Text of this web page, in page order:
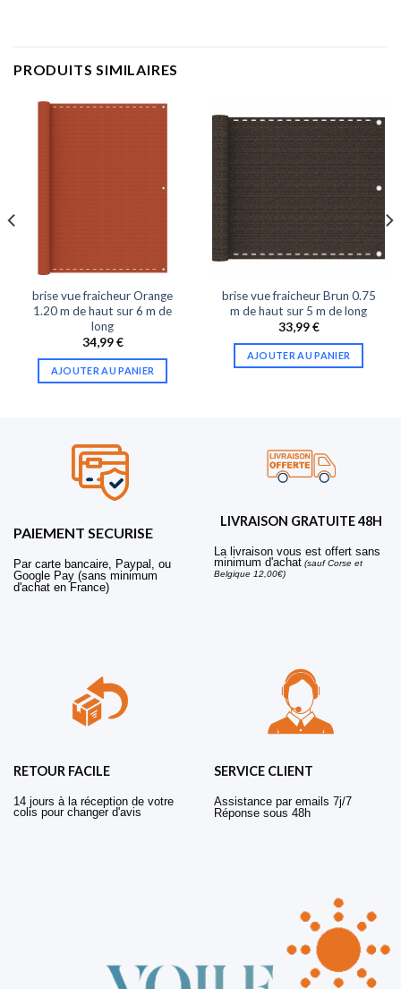
PRODUITS SIMILAIRES
brise vue fraicheur Orange
1.20 m de haut sur 6 m de
long
34,99€
AJOUTER AU PANIER
brise vue fraicheur Brun 0.75
m de haut sur 5 m de long
33,99€
AJOUTER AU PANIER
PAIEMENT SECURISE
Par carte bancaire, Paypal, ou
Google Pay (sans minimum
d'achat en France)
LIVRAISON GRATUITE 48H
La livraison vous est offert sans
minimum d'achat (sauf Corse et
Belgique 12,00€)
RETOUR FACILE
14 jours à la réception de votre
colis pour changer d'avis
SERVICE CLIENT
Assistance par emails 7j/7
Réponse sous 48h